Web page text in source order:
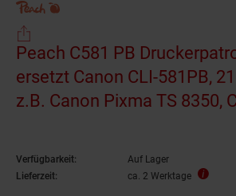
Peach C581 PB
ersetzt Canon CLI-581PB,
z.B. Canon Pixma TS 8350,
Verfügbarkeit:
Auf Lager
Lieferzeit:
ca. 2 Werktage